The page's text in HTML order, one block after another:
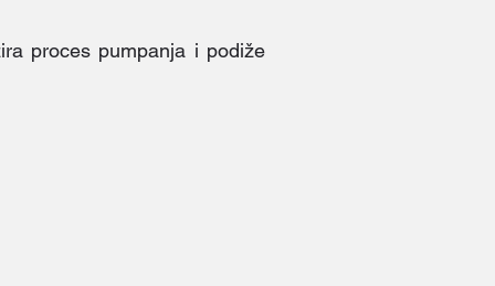
proces pumpanja i podiže